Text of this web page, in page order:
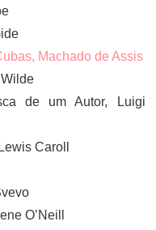
Machado de Assis
de um Autor, Luigi
Caroll
O’Neill